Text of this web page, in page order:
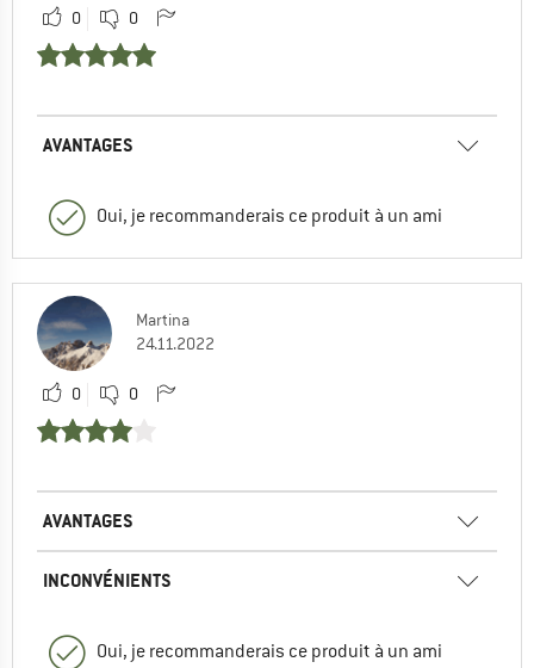
0 0
AVANTAGES
Oui, je recommanderais ce produit à un ami
Martina
24.11.2022
0 0
AVANTAGES
INCONVÉNIENTS
Oui, je recommanderais ce produit à un ami